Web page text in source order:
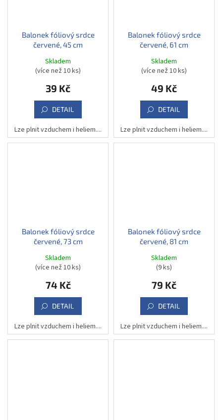
Balonek fóliový srdce
červené, 45 cm
Skladem
(více než 10 ks)
39 Kč
DETAIL
Lze plnit vzduchem i heliem....
Balonek fóliový srdce
červené, 61 cm
Skladem
(více než 10 ks)
49 Kč
DETAIL
Lze plnit vzduchem i heliem....
Balonek fóliový srdce
červené, 73 cm
Skladem
(více než 10 ks)
74 Kč
DETAIL
Lze plnit vzduchem i heliem....
Balonek fóliový srdce
červené, 81 cm
Skladem
(9 ks)
79 Kč
DETAIL
Lze plnit vzduchem i heliem....